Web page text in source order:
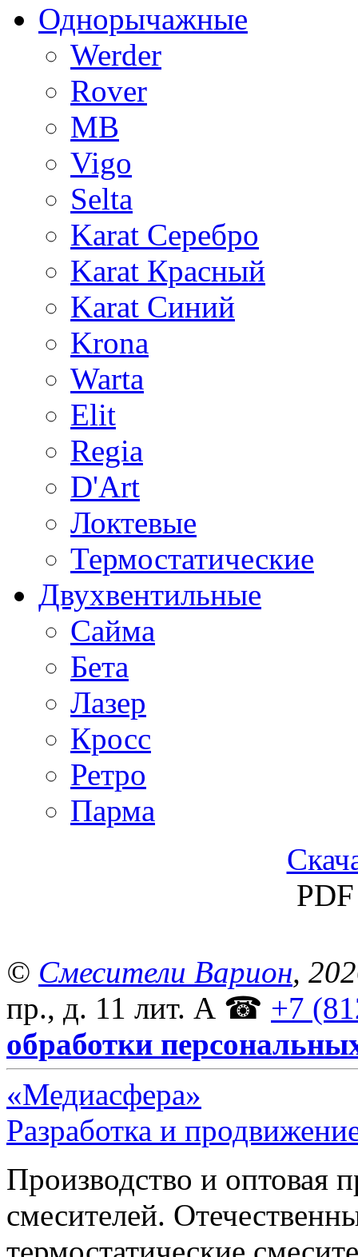
Однорычажные
Werder
Rover
MB
Vigo
Selta
Karat Серебро
Karat Красный
Karat Синий
Krona
Warta
Elit
Regia
D'Art
Локтевые
Термостатические
Двухвентильные
Сайма
Бета
Лазер
Кросс
Ретро
Парма
© Смесители Варион,
пр., д. 11 лит. А ☎ +7
обработки
«Медиасфера»
Разработка и
Производство и оптовая
смесителей.